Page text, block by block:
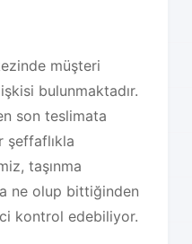
müşteri
bulunmaktadır.
son teslimata
şeffaflıkla
taşınma
ne olup bittiğinden
kontrol edebiliyor.